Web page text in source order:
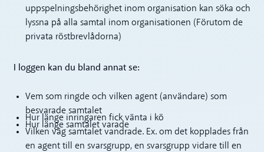
uppspelningsbehörighet inom organisation kan söka och
lyssna på alla samtal inom organisationen (Förutom de
privata röstbrevlådorna)
I loggen kan du bland annat se:
Vem som ringde och vilken agent (användare) som
besvarade samtalet
Hur länge inringaren fick vänta i kö
Hur länge samtalet varade
Vilken väg samtalet vandrade. Ex. om det kopplades från
en agent till en svarsgrupp, en svarsgrupp vidare till en